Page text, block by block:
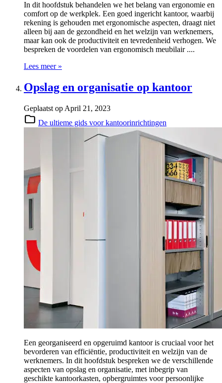
In dit hoofdstuk behandelen we het belang van ergonomie en
comfort op de werkplek. Een goed ingericht kantoor, waarbij
rekening is gehouden met ergonomische aspecten, draagt niet
alleen bij aan de gezondheid en het welzijn van werknemers,
maar kan ook de productiviteit en tevredenheid verhogen. We
bespreken de voordelen van ergonomisch meubilair ....
Lees meer »
Opslag en organisatie op kantoor
Geplaatst op April 21, 2023
De ultieme gids voor kantoorinrichtingen
Een georganiseerd en opgeruimd kantoor is cruciaal voor het
bevorderen van efficiëntie, productiviteit en welzijn van de
werknemers. In dit hoofdstuk bespreken we de verschillende
aspecten van opslag en organisatie, met inbegrip van
geschikte kantoorkasten, opbergruimtes voor persoonlijke